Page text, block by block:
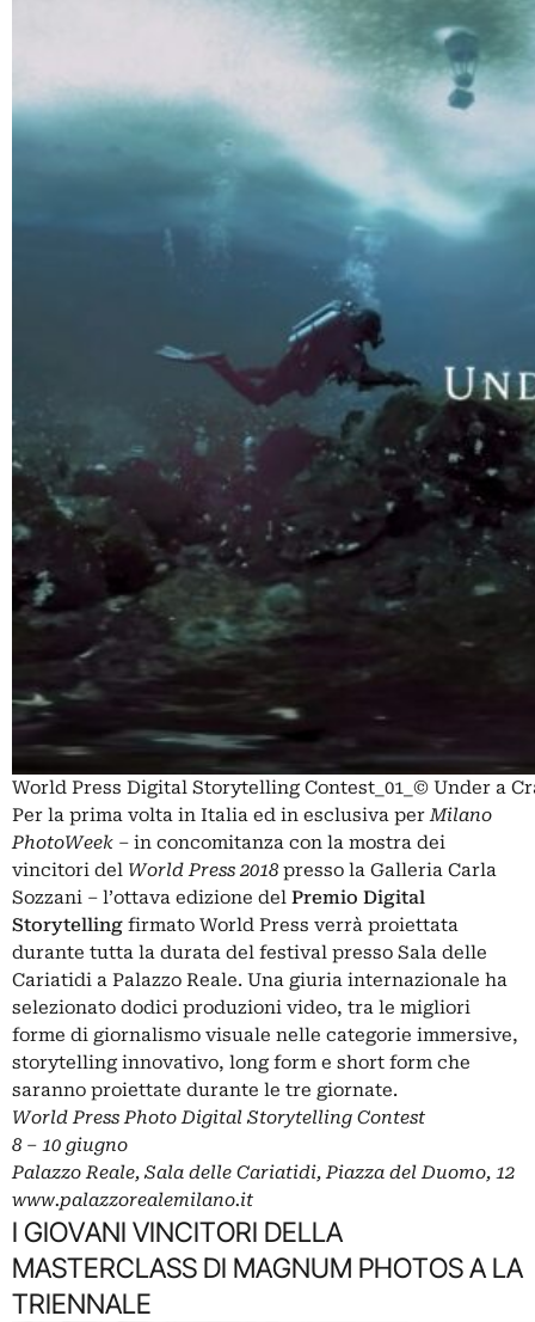
World Press Digital Storytelling Contest_01_© Under a
Per la prima volta in Italia ed in esclusiva perMilano
PhotoWeek – in concomitanza con la mostra dei
vincitori del World Press 2018 presso la Galleria Carla
Sozzani – l’ottava edizione del Premio Digital
Storytelling firmato World Press verrà proiettata
durante tutta la durata del festival presso Sala delle
Cariatidi a Palazzo Reale. Una giuria internazionale ha
selezionato dodici produzioni video, tra le migliori
forme di giornalismo visuale nelle categorie immersive,
storytelling innovativo, long form e short form che
saranno proiettate durante le tre giornate.
World Press Photo Digital Storytelling Contest
8 – 10 giugno
Palazzo Reale, Sala delle Cariatidi, Piazza del Duomo, 12
www.palazzorealemilano.it
I GIOVANI VINCITORI DELLA
MASTERCLASS DI MAGNUM PHOTOS A LA
TRIENNALE